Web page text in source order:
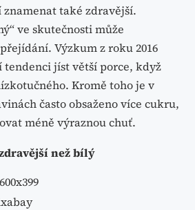
také zdravější.
ve skutečnosti může
Výzkum z roku 2016
jíst větší porce, když
Kromě toho je v
často obsaženo více cukru,
méně výraznou chuť.
než bílý